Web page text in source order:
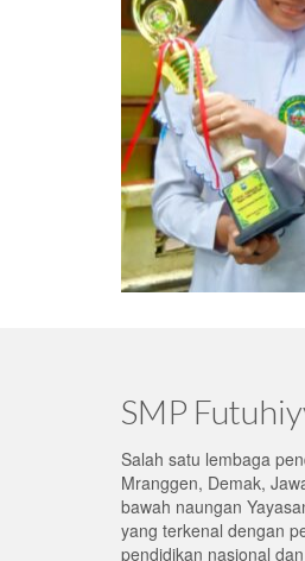
SMP
Salah satu lembaga
Mranggen, Demak,
bawah naungan
yang terkenal dengan
pendidikan nasional